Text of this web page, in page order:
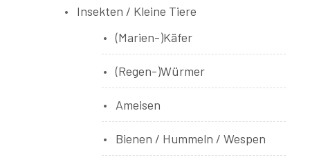
Insekten / Kleine Tiere
(Marien-)Käfer
(Regen-)Würmer
Ameisen
Bienen / Hummeln / Wespen